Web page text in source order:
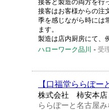
接客と製造の両方を行
接客はお客様からの注
季を感じながら時には
ます。
製造は店内厨房にて、
ハローワーク品川 - 受
【口福堂ららぽ
株式会社 柿安本
ららぽーと名古屋